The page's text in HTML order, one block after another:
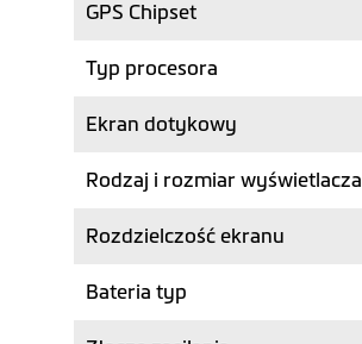
GPS Chipset
Typ procesora
Ekran dotykowy
Rodzaj i rozmiar wyświetlacza
Rozdzielczość ekranu
Bateria typ